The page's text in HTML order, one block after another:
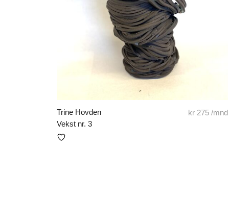
Trine Hovden
Vekst nr. 3
kr 275 /mnd